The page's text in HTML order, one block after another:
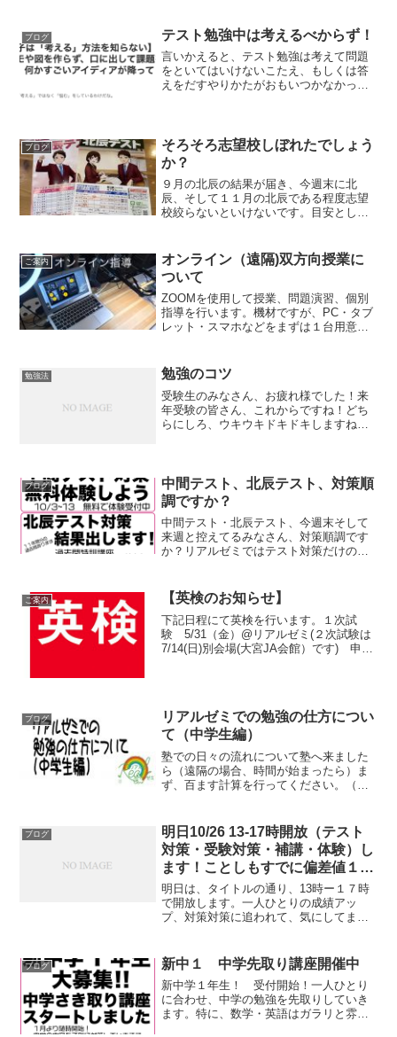
は再来週に期末テストが行われる学校が
多いと思います。もういま...
ブログ テスト勉強中は考えるべからず！
言いかえると、テスト勉強は考えて問題
をといてはいけないこたえ、もしくは答
えをだすやりかたがおもいつかなかった
プは考えながら問題を解い...
ブログ
そろそろ志望校しぼれたでしょう
か？
９月の北辰の結果が届き、今週末に北
辰、そして１１月の北辰である程度志望
校絞らないといけないです。目安として
で、むずかしい問題（応用的な内容を含
む「学校選択問題」）となるの...
ご案内
オンライン（遠隔)双方向授業に
ついて
ZOOMを使用して授業、問題演習、個別
指導を行います。機材ですが、PC・タブ
レット・スマホなどをまずは１台用意し
余っているのであれば、WiFiでつなぐこ
とができます。下...
勉強法 勉強のコツ
受験生のみなさん、お疲れ様でした！来
年受験の皆さん、これからですね！どち
らにしろ、ウキウキドキドキしますね！
ました。東京六大学の卒業...
ブログ
中間テスト、北辰テスト、対策順
調ですか？
中間テスト・北辰テスト、今週末そして
来週と控えてるみなさん、対策順調です
か？リアルゼミではテスト対策だけの受
す。特に３年の２学期はそれぞれのテス
ト対策している暇はありま...
ご案内 【英検のお知らせ】
下記日程にて英検を行います。１次試
験 5/31（金）@リアルゼミ(２次試験は
7/14(日)別会場(大宮JA会館）です) 申込
ブログ
リアルゼミでの勉強の仕方につい
て（中学生編）
塾での日々の流れについて塾へ来ました
ら（遠隔の場合、時間が始まったら）ま
ず、百ます計算を行ってください。（理
子・状況を見て、授業・個別指導を行い
ます。塾で配布したプリント...
ブログ
明日10/26 13-17時開放（テスト
対策・受験対策・補講・体験）し
ます！ことしもすでに偏差値１０
up達成してました！
明日は、タイトルの通り、13時ー１７時
で開放します。一人ひとりの成績アッ
プ、対策対策に追われて、気にしてませ
っていきます！即位の礼が始まって虹が
出るなんて素敵でした...
ブログ 新中１ 中学先取り講座開催中
新中学１年生！ 受付開始！一人ひとり
に合わせ、中学の勉強を先取りしていき
ます。特に、数学・英語はガラリと雰囲